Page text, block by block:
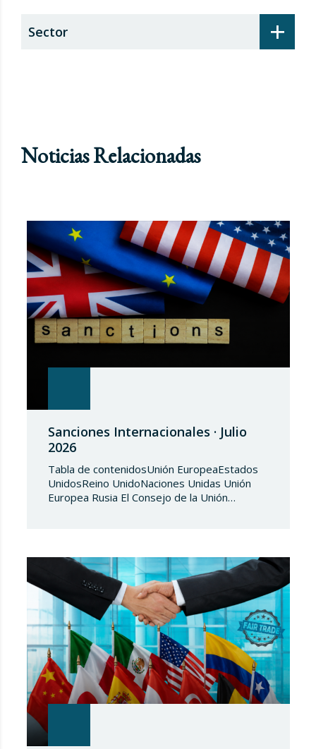
+
Sector
Noticias Relacionadas
Sanciones Internacionales · Julio
2026
Tabla de contenidosUnión EuropeaEstados
UnidosReino UnidoNaciones Unidas Unión
Europea Rusia El Consejo de la Unión
(UE) 2018/1542 relativo a la adopción de
medidas restrictivas…